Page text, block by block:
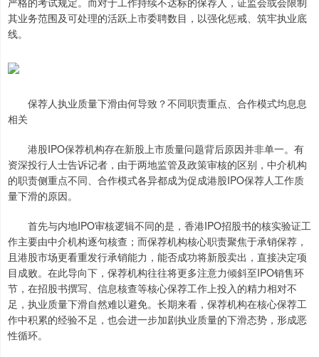
其业务范围及可处理的活跃上市委聘数目，以强化惩戒、筑牢执业底
线。
保荐人执业质量下滑由何导致？不同职责重点、合作模式均息息
相关
港股IPO保荐机构存在新股上市质量问题背后原因并非单一。有
资深投行人士告诉记者，由于两地监管及政策审核的区别，中介机构
的职责侧重点不同、合作模式各异都成为促成港股IPO保荐人工作质
量下滑的原因。
首先与内地IPO审核逻辑不同的是，香港IPO招股书的核实验证工
作主要由中介机构逐句核查；而保荐机构核心职责聚焦于承销保荐，
且港股市场更看重发行承销能力，能否成功将新股卖出，直接决定项
目成败。在此导向下，保荐机构往往将更多注意力倾斜至IPO销售环
节，在招股书撰写、信息核查等核心保荐工作上投入的精力相对不
足，执业质量下滑自然难以避免。长期来看，保荐机构在核心保荐工
作中积累的经验不足，也会进一步加剧执业质量的下滑态势，形成恶
性循环。